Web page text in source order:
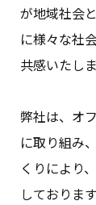
が地域社会
に様々な社
共感いたし
弊社は、オ
に取り組み
くりにより
しております